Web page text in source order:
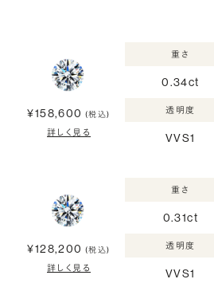
¥158,600 (税込)
詳しく見る
重さ
0.34ct
透明度
VVS1
¥128,200 (税込)
詳しく見る
重さ
0.31ct
透明度
VVS1